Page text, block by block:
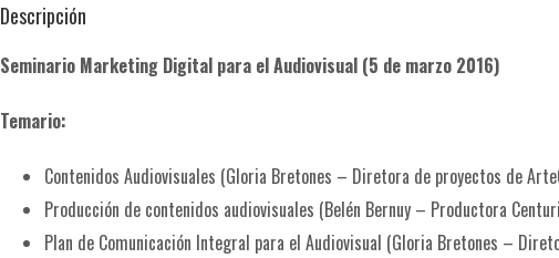
Seminario
contenidos
para
el
Descripción
Seminario Marketing Digital para el Audiovisual (5 de marzo 2016)
Temario:
Contenidos Audiovisuales (Gloria Bretones – Diretora de proyectos de
Producción de contenidos audiovisuales (Belén Bernuy – Productora
Plan de Comunicación Integral para el Audiovisual (Gloria Bretones –